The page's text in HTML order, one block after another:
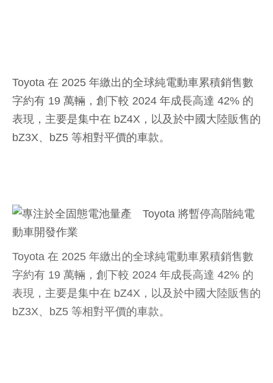
Toyota 在 2025 年繳出的全球純電動車累積銷售數
字約有 19 萬輛，創下較 2024 年成長高達 42% 的
表現，主要是集中在 bZ4X，以及於中國大陸販售的
bZ3X、bZ5 等相對平價的車款。
Toyota 在 2025 年繳出的全球純電動車累積銷售數
字約有 19 萬輛，創下較 2024 年成長高達 42% 的
表現，主要是集中在 bZ4X，以及於中國大陸販售的
bZ3X、bZ5 等相對平價的車款。